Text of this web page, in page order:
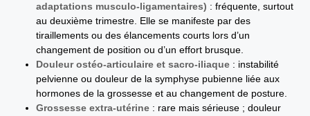
adaptations musculo‑ligamentaires) : fréquente, surtout
au deuxième trimestre. Elle se manifeste par des
tiraillements ou des élancements courts lors d’un
changement de position ou d’un effort brusque.
Douleur ostéo‑articulaire et sacro‑iliaque : instabilité
pelvienne ou douleur de la symphyse pubienne liée aux
hormones de la grossesse et au changement de posture.
Grossesse extra‑utérine : rare mais sérieuse ; douleur